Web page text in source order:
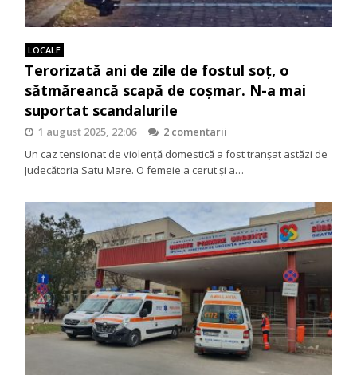
LOCALE
Terorizată ani de zile de fostul soț, o
sătmăreancă scapă de coșmar. N-a mai
suportat scandalurile
1 august 2025, 22:06
2 comentarii
Un caz tensionat de violență domestică a fost tranșat astăzi de
Judecătoria Satu Mare. O femeie a cerut și a…